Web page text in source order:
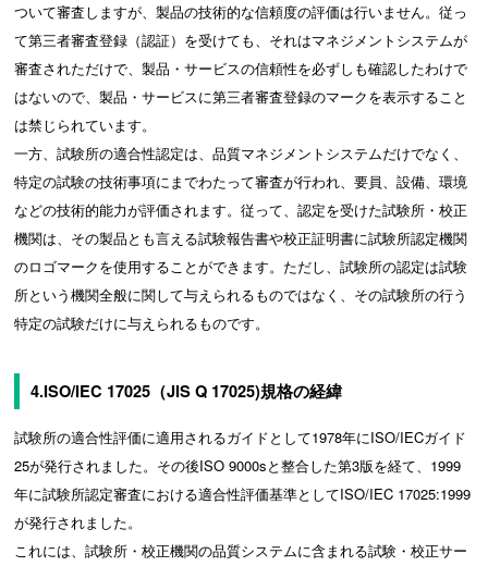
ついて審査しますが、製品の技術的な信頼度の評価は行いません。従っ
て第三者審査登録（認証）を受けても、それはマネジメントシステムが
審査されただけで、製品・サービスの信頼性を必ずしも確認したわけで
はないので、製品・サービスに第三者審査登録のマークを表示すること
は禁じられています。
一方、試験所の適合性認定は、品質マネジメントシステムだけでなく、
特定の試験の技術事項にまでわたって審査が行われ、要員、設備、環境
などの技術的能力が評価されます。従って、認定を受けた試験所・校正
機関は、その製品とも言える試験報告書や校正証明書に試験所認定機関
のロゴマークを使用することができます。ただし、試験所の認定は試験
所という機関全般に関して与えられるものではなく、その試験所の行う
特定の試験だけに与えられるものです。
4.ISO/IEC 17025（JIS Q 17025)規格の経緯
試験所の適合性評価に適用されるガイドとして1978年にISO/IECガイド
25が発行されました。その後ISO 9000sと整合した第3版を経て、1999
年に試験所認定審査における適合性評価基準としてISO/IEC 17025:1999
が発行されました。
これには、試験所・校正機関の品質システムに含まれる試験・校正サー